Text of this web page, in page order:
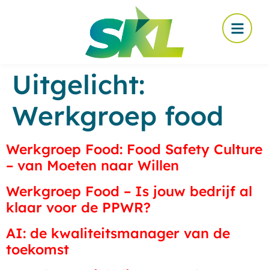
Uitgelicht:
Werkgroep food
Werkgroep Food: Food Safety Culture
– van Moeten naar Willen
Werkgroep Food – Is jouw bedrijf al
klaar voor de PPWR?
AI: de kwaliteitsmanager van de
toekomst